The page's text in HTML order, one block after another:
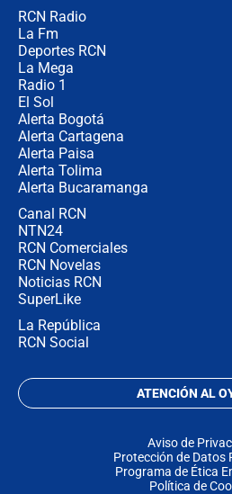
RCN Radio
La Fm
Deportes RCN
La Mega
Radio 1
El Sol
Alerta Bogotá
Alerta Cartagena
Alerta Paisa
Alerta Tolima
Alerta Bucaramanga
Canal RCN
NTN24
RCN Comerciales
RCN Novelas
Noticias RCN
SuperLike
La República
RCN Social
ATENCIÓN AL
Aviso de
Protección de Datos
Programa de Ética
Política de